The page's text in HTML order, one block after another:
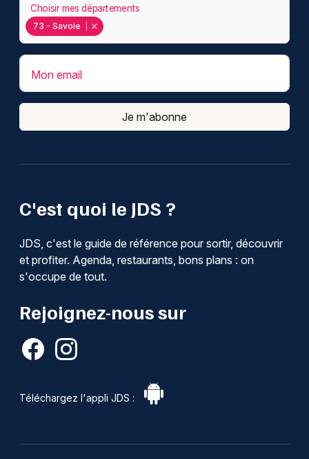
C'est quoi le JDS ?
JDS, c'est le guide de référence pour sortir, découvrir
et profiter. Agenda, restaurants, bons plans : on
s'occupe de tout.
Rejoignez-nous sur
Téléchargez l'appli JDS :
73 - Savoie
Choisir mes départements
Mon email
Je m'abonne